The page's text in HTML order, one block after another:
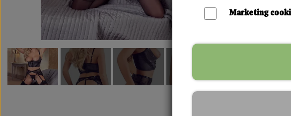
✅ Fysisk butik i
✅ Sikker
Marketing